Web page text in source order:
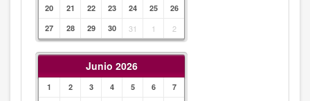
20
21 22 23 24 25
26
27
28 29 30 31 1 2
Junio 2026
1 2 3 4 5 6
7